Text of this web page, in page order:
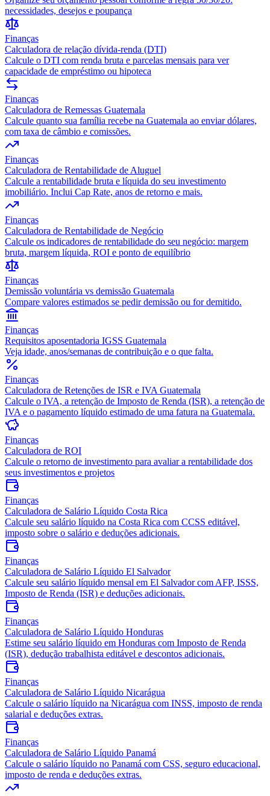
necessidades, desejos e poupança
Finanças
Calculadora de relação dívida-renda (DTI)
Calcule o DTI com renda bruta e parcelas mensais para ver
capacidade de empréstimo ou hipoteca
Finanças
Calculadora de Remessas Guatemala
Calcule quanto sua família recebe na Guatemala ao enviar dólares,
com taxa de câmbio e comissões.
Finanças
Calculadora de Rentabilidade de Aluguel
Calcule a rentabilidade bruta e líquida do seu investimento
imobiliário. Inclui Cap Rate, anos de retorno e mais.
Finanças
Calculadora de Rentabilidade de Negócio
Calcule os indicadores de rentabilidade do seu negócio: margem
bruta, margem líquida, ROI e ponto de equilíbrio
Finanças
Demissão voluntária vs demissão Guatemala
Compare valores estimados se pedir demissão ou for demitido.
Finanças
Requisitos aposentadoria IGSS Guatemala
Veja idade, anos/semanas de contribuição e o que falta.
Finanças
Calculadora de Retenções de ISR e IVA Guatemala
Calcule o IVA, a retenção de Imposto de Renda (ISR), a retenção de
IVA e o pagamento líquido estimado de uma fatura na Guatemala.
Finanças
Calculadora de ROI
Calcule o retorno de investimento para avaliar a rentabilidade dos
seus investimentos e projetos
Finanças
Calculadora de Salário Líquido Costa Rica
Calcule seu salário líquido na Costa Rica com CCSS editável,
imposto sobre o salário e deduções adicionais.
Finanças
Calculadora de Salário Líquido El Salvador
Calcule seu salário líquido mensal em El Salvador com AFP, ISSS,
Imposto de Renda (ISR) e deduções adicionais.
Finanças
Calculadora de Salário Líquido Honduras
Estime seu salário líquido em Honduras com Imposto de Renda
(ISR), dedução trabalhista editável e descontos adicionais.
Finanças
Calculadora de Salário Líquido Nicarágua
Calcule o salário líquido na Nicarágua com INSS, imposto de renda
salarial e deduções extras.
Finanças
Calculadora de Salário Líquido Panamá
Calcule o salário líquido no Panamá com CSS, seguro educacional,
imposto de renda e deduções extras.